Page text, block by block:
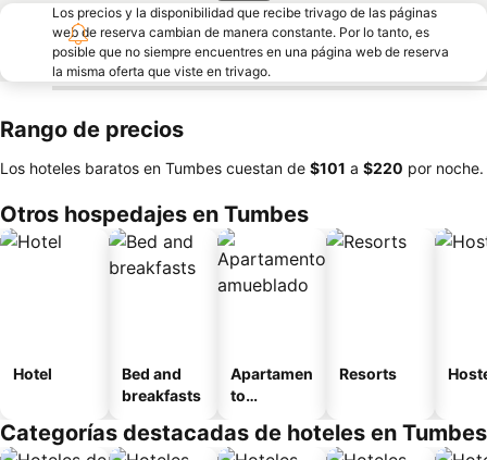
Los precios y la disponibilidad que recibe trivago de las páginas
web de reserva cambian de manera constante. Por lo tanto, es
posible que no siempre encuentres en una página web de reserva
la misma oferta que viste en trivago.
Rango de precios
Los hoteles baratos en Tumbes cuestan de ‎$101 a ‎$220 por noche.
Otros hospedajes en Tumbes
Hotel
Bed and
breakfasts
Apartamen
to
o
Resorts
Categorías destacadas de hoteles en Tumbes